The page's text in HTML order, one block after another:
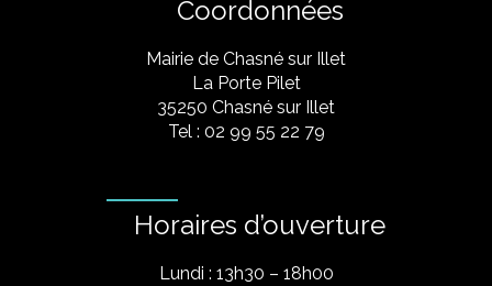
Coordonnées
Mairie de Chasné sur Illet
La Porte Pilet
35250 Chasné sur Illet
Tel : 02 99 55 22 79
Horaires d’ouverture
Lundi : 13h30 – 18h00